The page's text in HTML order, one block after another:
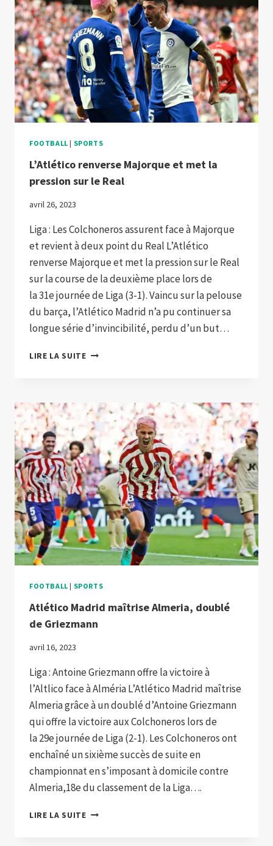
PROFITE
FOOTBALL | SPORTS
L’Atlético renverse Majorque et met la
pression sur le Real
avril 26, 2023
Liga : Les Colchoneros assurent face à Majorque
et revient à deux point du Real L’Atlético
renverse Majorque et met la pression sur le Real
sur la course de la deuxième place lors de
la 31e journée de Liga (3-1). Vaincu sur la pelouse
du barça, l’Atlético Madrid n’a pu continuer sa
longue série d’invincibilité, perdu d’un but…
LIRE LA SUITEL’ATLÉTICO
MET
LA
PRESSION
SUR
LE
REAL
FOOTBALL | SPORTS
Atlético Madrid maîtrise Almeria, doublé
de Griezmann
avril 16, 2023
Liga : Antoine Griezmann offre la victoire à
l’Altlico face à Alméria L’Atlético Madrid maîtrise
Almeria grâce à un doublé d’Antoine Griezmann
qui offre la victoire aux Colchoneros lors de
la 29e journée de Liga (2-1). Les Colchoneros ont
enchaîné un sixième succès de suite en
championnat en s’imposant à domicile contre
Almeria,18e du classement de la Liga….
LIRE LA SUITEATLÉTICO